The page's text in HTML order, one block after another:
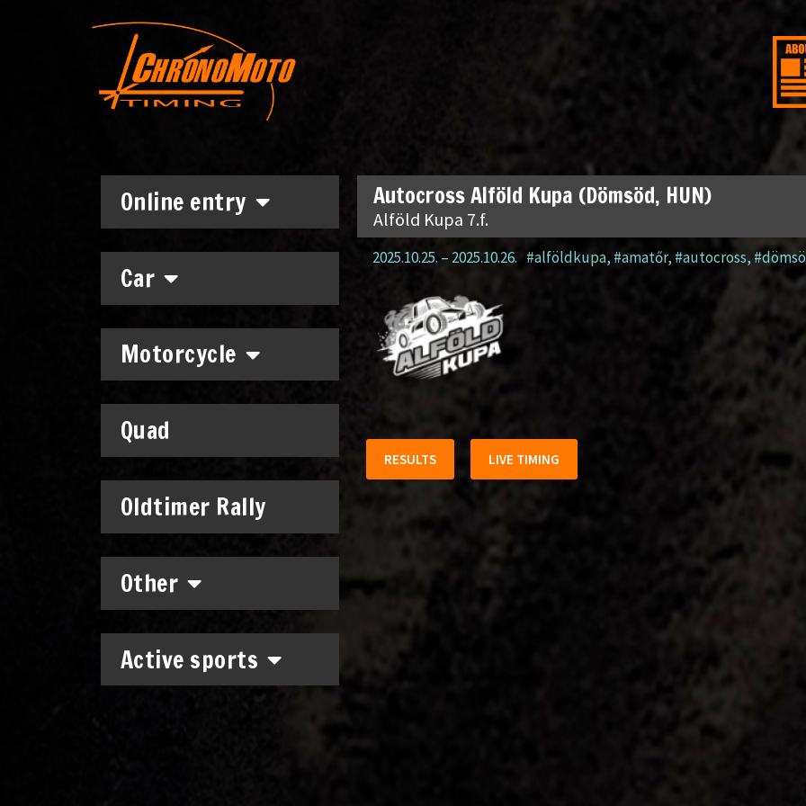
Online entry
Car
Motorcycle
Quad
Oldtimer Rally
Other
Active sports
Autocross Alföld Kupa (Dömsöd, HUN)
Alföld Kupa 7.f.
2025.10.25. – 2025.10.26. #alföldkupa, #amatőr, #autocross,
RESULTS LIVE TIMING